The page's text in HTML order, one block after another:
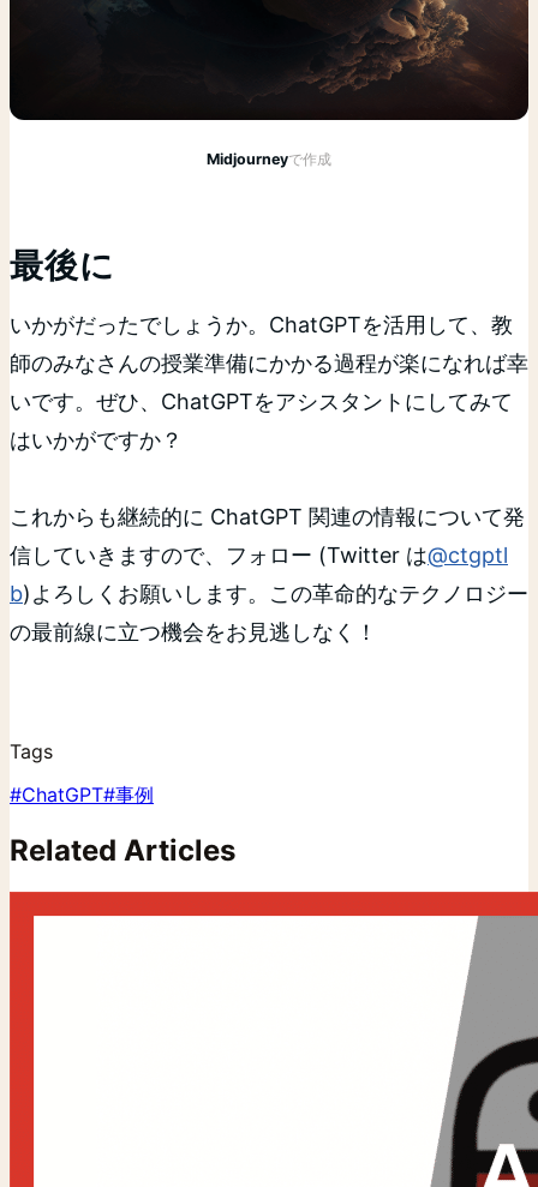
Midjourneyで作成
最後に
いかがだったでしょうか。ChatGPTを活用して、教
師のみなさんの授業準備にかかる過程が楽になれば幸
いです。ぜひ、ChatGPTをアシスタントにしてみて
はいかがですか？
これからも継続的に ChatGPT 関連の情報について発
信していきますので、フォロー (Twitter は@ctgptl
b)よろしくお願いします。この革命的なテクノロジー
の最前線に立つ機会をお見逃しなく！
Tags
#ChatGPT#事例
Related Articles